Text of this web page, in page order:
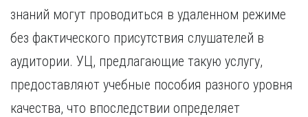
знаний могут проводиться в удаленном режиме
без фактического присутствия слушателей в
аудитории. УЦ, предлагающие такую услугу,
предоставляют учебные пособия разного уровня
качества, что впоследствии определяет